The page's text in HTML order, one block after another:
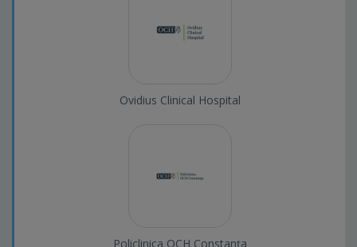
Ovidius Clinical Hospital
Policlinica OCH Constanța